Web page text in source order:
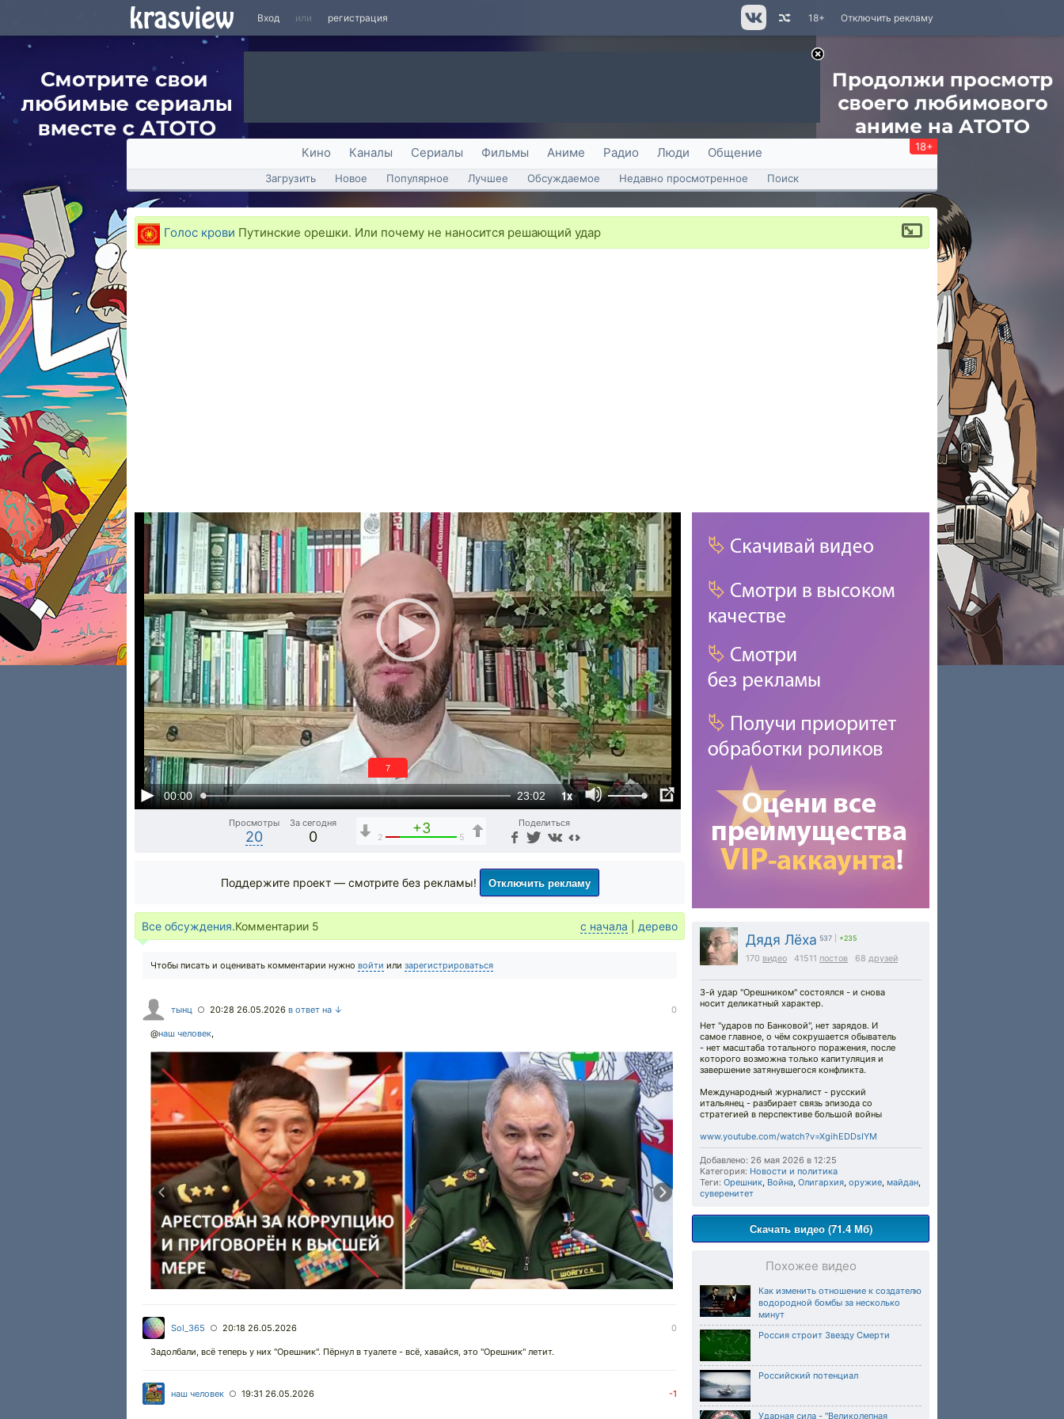
Вход или регистрация Отключить рекламу
18+
Кино Каналы Сериалы Фильмы Аниме Радио Люди Общение 18+
Загрузить Новое Популярное Лучшее Обсуждаемое Недавно просмотренное Поиск
Голос крови Путинские орешки. Или почему не наносится решающий удар
00:00 23:02 1x
6
Просмотры
20
За сегодня
0
+3
2 5
Поделиться
Дядя Лёха 537 +235
170 видео 41511 постов 68 друзей
З-й удар "Орешником" состоялся - и снова
носит деликатный характер.
Нет "ударов по Банковой", нет зарядов. И
самое главное, о чём сокрушается обыватель
- нет масштаба тотального поражения, после
которого возможна только капитуляция и
завершение затянувшегося конфликта.
Международный журналист - русский
итальянец - разбирает связь эпизода со
стратегией в перспективе большой войны
www.youtube.com/watch?v=XgihEDDsIYM
Добавлено: 26 мая 2026 в 12:25
Категория: Новости и политика
Теги: Орешник, Война, Олигархия, оружие, майдан,
суверенитет
Скачать видео (71.4 Мб)
Похожее видео
Как изменить отношение к создателю
водородной бомбы за несколько
минут
Россия строит Звезду Смерти
Российский потенциал
Ударная сила - "Великолепная
Поддержите проект — смотрите без рекламы! Отключить рекламу
Все обсуждения.Комментарии 5 с начала дерево
Чтобы писать и оценивать комментарии нужно войти или зарегистрироваться
тынц ○ 20:28 26.05.2026 в ответ на ↓ 0
@наш человек,
Sol_365 ○ 20:18 26.05.2026 0
Задолбали, всё теперь у них "Орешник". Пёрнул в туалете - всё, хавайся, это "Орешник" летит.
наш человек ○ 19:31 26.05.2026 -1